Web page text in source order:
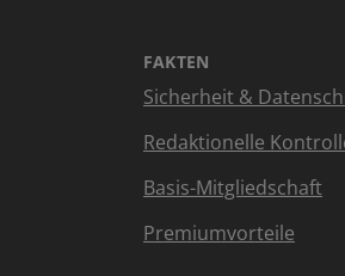
FAKTEN
Sicherheit &
Redaktionelle
Basis-Mitgliedschaft
Premiumvorteile